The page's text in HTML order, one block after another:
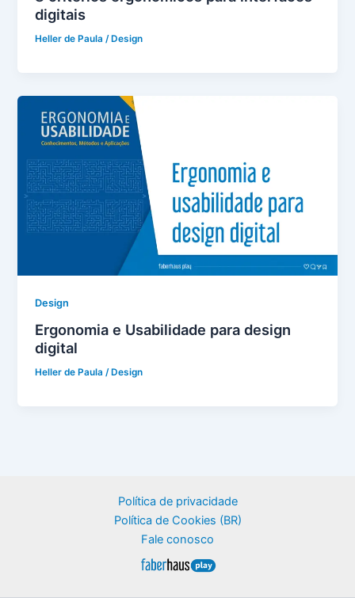
digitais
Heller de Paula/ Design
Design
Ergonomia e Usabilidade para design
digital
Heller de Paula/ Design
Política de privacidade
Política de Cookies (BR)
Fale conosco